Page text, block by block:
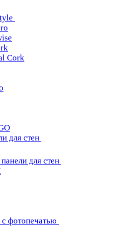
Cork
для стен
для стен
фотопечатью